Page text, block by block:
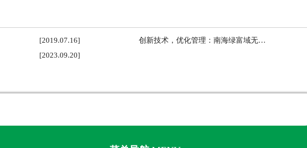
[2019.07.16]
创新技术，优化管理：南海绿富域无…
[2023.09.20]